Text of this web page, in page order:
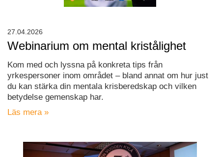
Webinarium om mental kristålighet
Kom med och lyssna på konkreta tips från
yrkespersoner inom området – bland annat om hur just
du kan stärka din mentala krisberedskap och vilken
betydelse gemenskap har.
Läs mera »
27.04.2026